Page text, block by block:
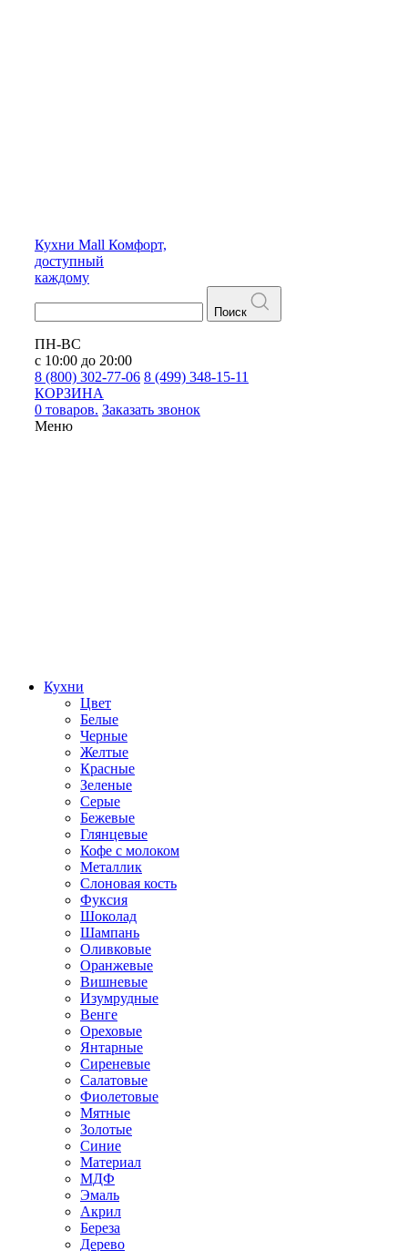
Кухни Mall Комфорт,
доступный
каждому
Поиск
ПН-ВС
с 10:00 до 20:00
8 (800) 302-77-06 8 (499) 348-15-11
КОРЗИНА
0 товаров. Заказать звонок
Меню
Кухни
Цвет
Белые
Черные
Желтые
Красные
Зеленые
Серые
Бежевые
Глянцевые
Кофе с молоком
Металлик
Слоновая кость
Фуксия
Шоколад
Шампань
Оливковые
Оранжевые
Вишневые
Изумрудные
Венге
Ореховые
Янтарные
Сиреневые
Салатовые
Фиолетовые
Мятные
Золотые
Синие
Материал
МДФ
Эмаль
Акрил
Береза
Дерево